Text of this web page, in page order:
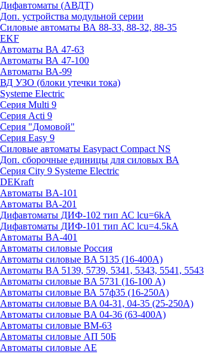
Дифавтоматы (АВДТ)
Доп. устройства модульной серии
Силовые автоматы ВА 88-33, 88-32, 88-35
EKF
Автоматы ВА 47-63
Автоматы ВА 47-100
Автоматы ВА-99
ВД УЗО (блоки утечки тока)
Systeme Electric
Серия Multi 9
Серия Acti 9
Серия "Домовой"
Серия Easy 9
Силовые автоматы Easypact Compact NS
Доп. сборочные единицы для силовых ВА
Серия City 9 Systeme Electric
DEKraft
Автоматы BA-101
Автоматы ВА-201
Дифавтоматы ДИФ-102 тип АС lcu=6kA
Дифавтоматы ДИФ-101 тип АС lcu=4.5kA
Автоматы BA-401
Автоматы силовые Россия
Автоматы силовые BA 5135 (16-400А)
Автоматы BA 5139, 5739, 5341, 5343, 5541, 5543
Автоматы силовые BA 5731 (16-100 А)
Автоматы силовые ВА 57ф35 (16-250А)
Автоматы силовые BA 04-31, 04-35 (25-250А)
Автоматы силовые BA 04-36 (63-400А)
Автоматы силовые ВМ-63
Автоматы силовые АП 50Б
Автоматы силовые АЕ